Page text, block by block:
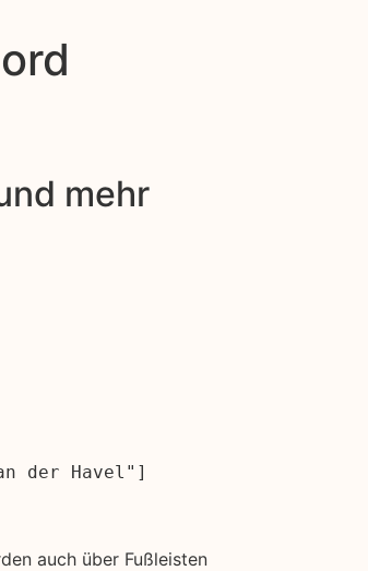
mehr
der Havel"]
auch über Fußleisten